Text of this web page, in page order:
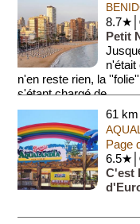
Petit
n'était
n'en reste rien, la
s'étant chargé de ...
61
Page
C'est